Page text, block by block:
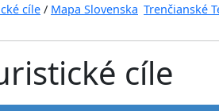
cíle / Mapa Slovenska Trenčianské
cíle